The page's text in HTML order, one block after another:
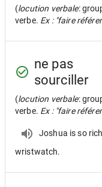
(locution verbale:
verbe. Ex : "faire
ne pas
sourciller
(locution verbale:
verbe. Ex : "faire
Joshua is so
wristwatch.